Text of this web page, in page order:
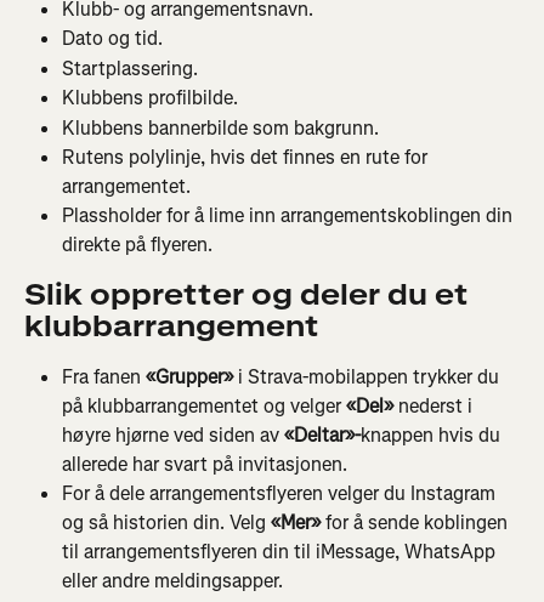
Klubb- og arrangementsnavn.
Dato og tid.
Startplassering.
Klubbens profilbilde.
Klubbens bannerbilde som bakgrunn.
Rutens polylinje, hvis det finnes en rute for
arrangementet.
Plassholder for å lime inn arrangementskoblingen din
direkte på flyeren.
Slik oppretter og deler du et
klubbarrangement
Fra fanen «Grupper» i Strava-mobilappen trykker du
på klubbarrangementet og velger «Del» nederst i
høyre hjørne ved siden av «Deltar»-knappen hvis du
allerede har svart på invitasjonen.
For å dele arrangementsflyeren velger du Instagram
og så historien din. Velg «Mer» for å sende koblingen
til arrangementsflyeren din til iMessage, WhatsApp
eller andre meldingsapper.